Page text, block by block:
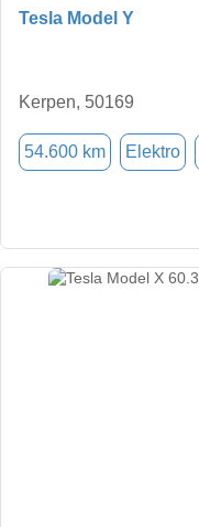
Tesla Model Y
Kerpen, 50169
54.600 km Elektro